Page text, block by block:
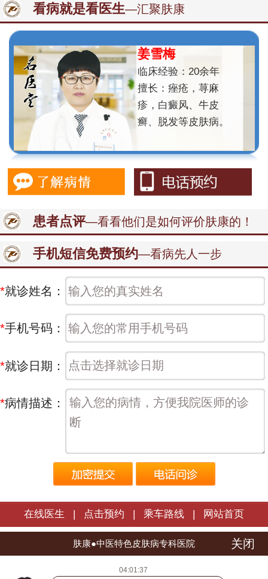
看病就是看医生—汇聚肤康
姜雪梅
临床经验：20余年
擅长：痤疮，荨麻
疹，白癜风、牛皮
癣、脱发等皮肤病。
患者点评—看看他们是如何评价肤康的！
手机短信免费预约—看病先人一步
*就诊姓名：
*手机号码：
*就诊日期：
*病情描述：
在线医生 | 点击预约 | 乘车路线 | 网站首页
长春肤康皮肤病医院 | 版权所有
肤康●中医特色皮肤病专科医院 关闭
04:01:37